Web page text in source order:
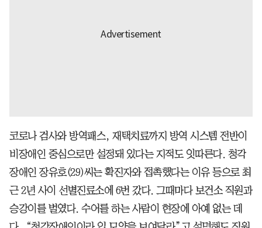
코로나 검사와 방역패스, 재택치료까지 방역 시스템 전반이
비장애인 중심으로만 설정돼 있다는 지적도 잇따른다. 청각
장애인 장유호(29)씨는 확진자와 접촉했다는 이유 등으로 최
근 2년 사이 선별진료소에 6번 갔다. 그때마다 보건소 직원과
승강이를 벌였다. 수어를 하는 사람이 현장에 아예 없는 데